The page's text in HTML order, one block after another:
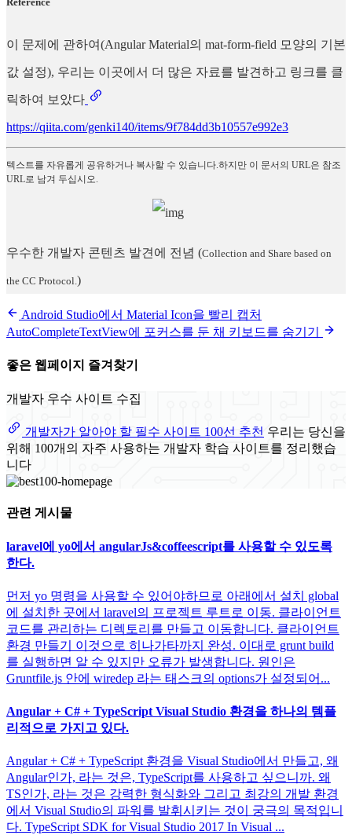
이 문제에 관하여(Angular Material의 mat-form-field 모양의 기본
값 설정), 우리는 이곳에서 더 많은 자료를 발견하고 링크를 클
릭하여 보았다
https://qiita.com/genki140/items/9f784dd3b10557e992e3
텍스트를 자유롭게 공유하거나 복사할 수 있습니다.하지만 이 문서의 URL은 참조
URL로 남겨 두십시오.
우수한 개발자 콘텐츠 발견에 전념 (Collection and Share based on
the CC Protocol.)
Android Studio에서 Material Icon을 빨리 캡처
AutoCompleteTextView에 포커스를 둔 채 키보드를 숨기기
좋은 웹페이지 즐겨찾기
개발자 우수 사이트 수집
개발자가 알아야 할 필수 사이트 100선 추천 우리는 당신을
위해 100개의 자주 사용하는 개발자 학습 사이트를 정리했습
니다
관련 게시물
laravel에 yo에서 angularJs&coffeescript를 사용할 수 있도록
한다.
먼저 yo 명령을 사용할 수 있어야하므로 아래에서 설치 global
에 설치한 곳에서 laravel의 프로젝트 루트로 이동. 클라이언트
코드를 관리하는 디렉토리를 만들고 이동합니다. 클라이언트
환경 만들기 이것으로 히나가타까지 완성. 이대로 grunt build
를 실행하면 알 수 있지만 오류가 발생합니다. 원인은
Gruntfile.js 안에 wiredep 라는 태스크의 options가 설정되어...
Angular + C# + TypeScript Visual Studio 환경을 하나의 템플
리적으로 가지고 있다.
Angular + C# + TypeScript 환경을 Visual Studio에서 만들고, 왜
Angular인가, 라는 것은, TypeScript를 사용하고 싶으니까. 왜
TS인가, 라는 것은 강력한 형식화와 그리고 최강의 개발 환경
에서 Visual Studio의 파워를 발휘시키는 것이 궁극의 목적입니
다. TypeScript SDK for Visual Studio 2017 In Visual ...